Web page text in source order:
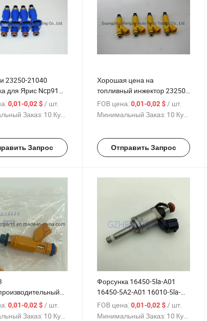
23250-21040
для Ярис Ncp91
0,01-0,02 $/ шт.
Заказ: 10 Куски
Запрос
Хорошая цена на
топливный инжектор 23250-
28050 для Камри 2.4
FOB цена: 0,01-0,02 $/ шт.
Минимальный Заказ: 10 Куски
Отправить Запрос
для Lr3 4.4L-V8
0,01-0,02 $ / шт.
Заказ: 10 Куски
Форсунка 16450-5la-A01
16450-5A2-A01 16010-5la-
305 Fj1208 Inj651 An0090
для Аккорд, CR-V, Акура ILX
FOB цена: 0,01-0,02 $ / шт.
Минимальный Заказ: 10 Куски